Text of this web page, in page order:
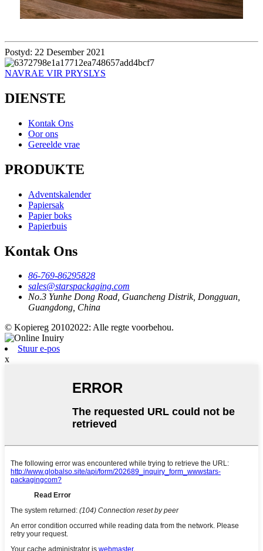
Postyd: 22 Desember 2021
NAVRAE VIR PRYSLYS
DIENSTE
Kontak Ons
Oor ons
Gereelde vrae
PRODUKTE
Adventskalender
Papiersak
Papier boks
Papierbuis
Kontak Ons
86-769-86295828
sales@starspackaging.com
No.3 Yunhe Dong Road, Guancheng Distrik, Dongguan,
Guangdong, China
© Kopiereg 20102022: Alle regte voorbehou.
Stuur e-pos
x